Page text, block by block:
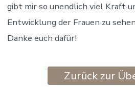
gibt mir so unendlich viel Kraft
Entwicklung der Frauen zu
Danke euch dafür!
Zurück zur